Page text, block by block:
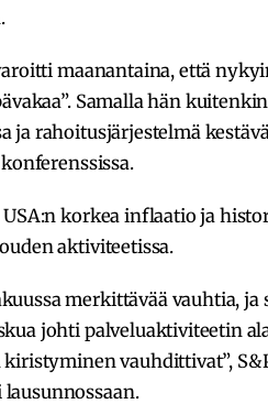
maanantaina, että
Samalla hän
ja rahoitusjärjestelmä
korkea inflaatio ja
aktiviteetissa.
merkittävää vauhtia, ja
johti palveluaktiviteetin
vauhdittivat”,
lausunnossaan.